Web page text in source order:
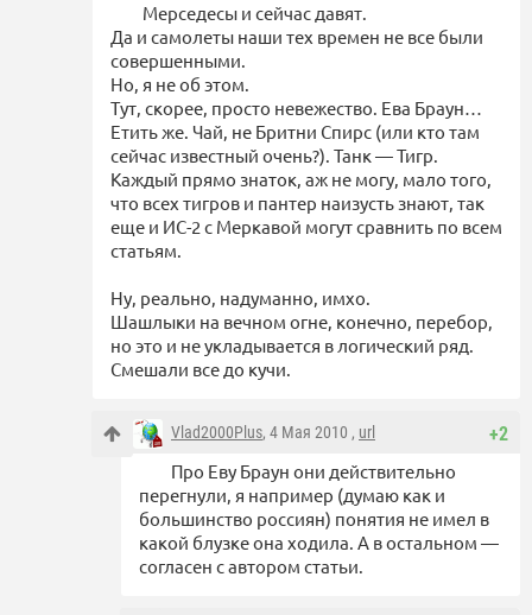
Мерседесы и сейчас давят.
Да и самолеты наши тех времен не все были
совершенными.
Но, я не об этом.
Тут, скорее, просто невежество. Ева Браун…
Етить же. Чай, не Бритни Спирс (или кто там
сейчас известный очень?). Танк — Тигр.
Каждый прямо знаток, аж не могу, мало того,
что всех тигров и пантер наизусть знают, так
еще и ИС-2 с Меркавой могут сравнить по всем
статьям.
Ну, реально, надуманно, имхо.
Шашлыки на вечном огне, конечно, перебор,
но это и не укладывается в логический ряд.
Смешали все до кучи.
+2
Vlad2000Plus, 4 Мая 2010 , url
Про Еву Браун они действительно
перегнули, я например (думаю как и
большинство россиян) понятия не имел в
какой блузке она ходила. А в остальном —
согласен с автором статьи.